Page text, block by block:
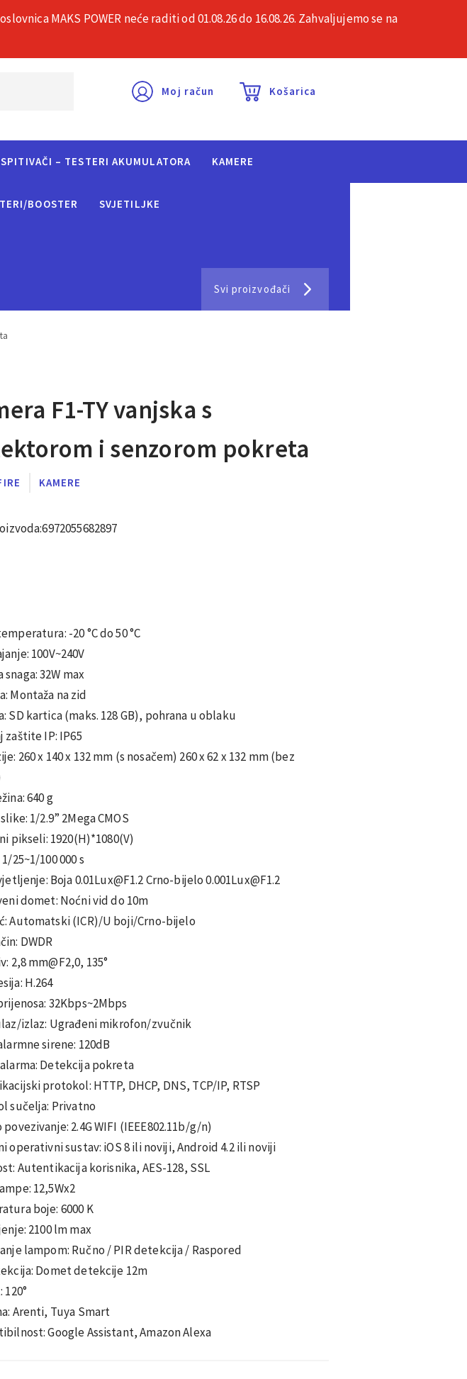
O nama Česta pitanja Kontakt
Moj račun Košarica
– TESTERI AKUMULATORA KAMERE
BOOSTER SVJETILJKE
Svi proizvođači
F1-TY vanjska s
i senzorom pokreta
KAMERE
6972055682897
-20 °C do 50 °C
100V~240V
32W max
Montaža na zid
SD kartica (maks. 128 GB), pohrana u oblaku
zaštite IP: IP65
260 x 140 x 132 mm (s nosačem) 260 x 62 x 132 mm (bez
640 g
1/2.9” 2Mega CMOS
pikseli: 1920(H)*1080(V)
25~1/100 000 s
Boja 0.01Lux@F1.2 Crno-bijelo 0.001Lux@F1.2
domet: Noćni vid do 10m
Automatski (ICR)/U boji/Crno-bijelo
DWDR
2,8 mm@F2,0, 135°
H.264
32Kbps~2Mbps
izlaz: Ugrađeni mikrofon/zvučnik
sirene: 120dB
Detekcija pokreta
protokol: HTTP, DHCP, DNS, TCP/IP, RTSP
sučelja: Privatno
povezivanje: 2.4G WIFI (IEEE802.11b/g/n)
operativni sustav: iOS 8 ili noviji, Android 4.2 ili noviji
Autentikacija korisnika, AES-128, SSL
12,5Wx2
boje: 6000 K
2100 lm max
lampom: Ručno / PIR detekcija / Raspored
Domet detekcije 12m
Arenti, Tuya Smart
Google Assistant, Amazon Alexa
MAKS POWER neće raditi od 01.08.26 do 16.08.26. Zahvaljujemo se na